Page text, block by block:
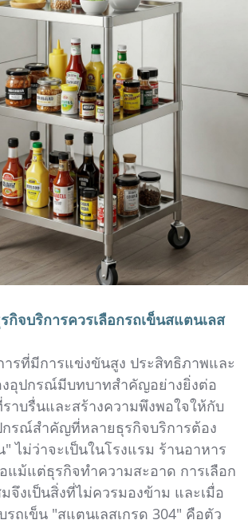
จบริการควรเลือกรถเข็นสแตนเลส
ารที่มีการแข่งขันสูง ประสิทธิภาพและ
อุปกรณ์มีบทบาทสำคัญอย่างยิ่งต่อ
าบรื่นและสร้างความพึงพอใจให้กับ
รณ์สำคัญที่หลายธุรกิจบริการต้อง
ไม่ว่าจะเป็นในโรงแรม ร้านอาหาร
แม้แต่ธุรกิจทำความสะอาด การเลือก
จึงเป็นสิ่งที่ไม่ควรมองข้าม และเมื่อ
ถเข็น "สแตนเลสเกรด 304" คือตัว